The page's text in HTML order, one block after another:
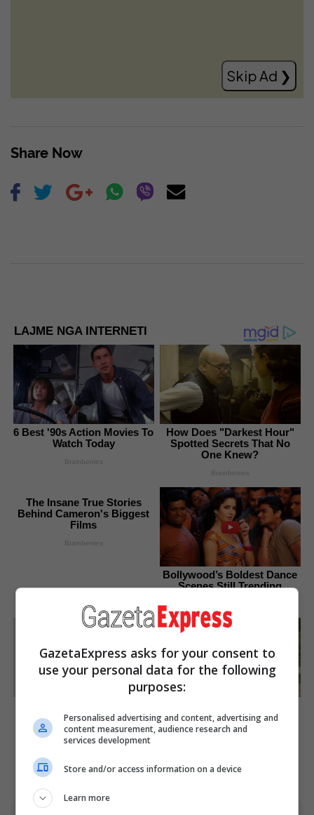
Skip Ad ❯
Share Now
LAJME NGA INTERNETI
6 Best '90s Action Movies To
Watch Today
Brainberries
How Does "Darkest Hour"
Spotted Secrets That No
One Knew?
Brainberries
The Insane True Stories
Behind Cameron's Biggest
Films
Brainberries
Bollywood’s Boldest Dance
Scenes Still Trending
Things Forbidden By The
Bible
Brainberries
Like A Horse
Brainberries
GazetaExpress asks for your consent to
use your personal data for the following
purposes:
Personalised advertising and content, advertising and
content measurement, audience research and
services development
Store and/or access information on a device
Learn more